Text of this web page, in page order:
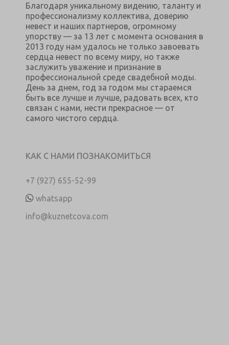
Благодаря уникальному видению, таланту и
профессионализму коллектива, доверию
невест и наших партнеров, огромному
упорству — за 13 лет с момента основания в
2013 году нам удалось не только завоевать
сердца невест по всему миру, но также
заслужить уважение и признание в
профессиональной среде свадебной моды.
День за днем, год за годом мы стараемся
быть все лучше и лучше, радовать всех, кто
связан с нами, нести прекрасное — от
самого чистого сердца.
КАК С НАМИ ПОЗНАКОМИТЬСЯ
+7 (927) 655-52-99
whatsapp
info@kuznetcova.com